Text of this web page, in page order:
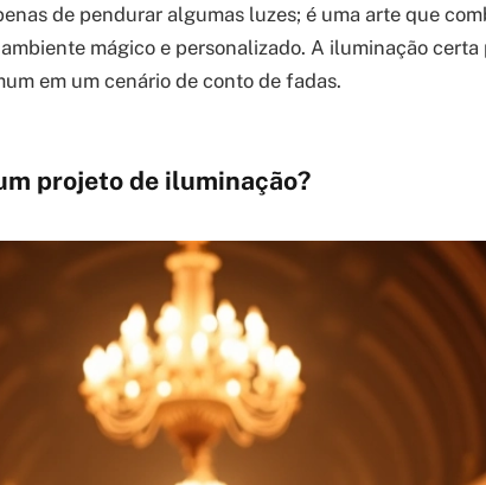
de pendurar algumas luzes; é uma arte que
mágico e personalizado. A iluminação certa
em um cenário de conto de fadas.
projeto de iluminação?